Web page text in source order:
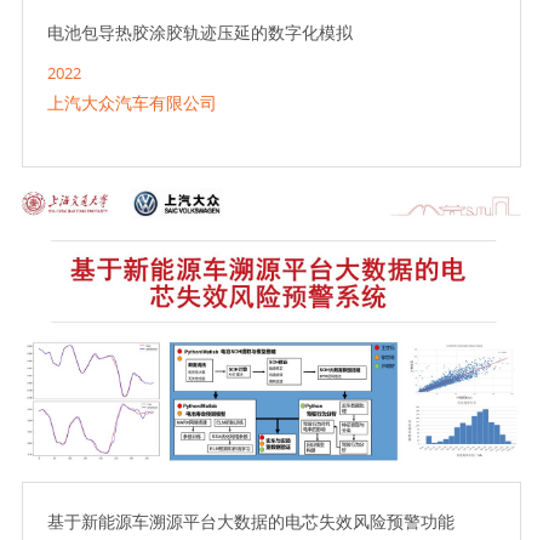
电池包导热胶涂胶轨迹压延的数字化模拟
2022
上汽大众汽车有限公司
基于新能源车溯源平台大数据的电芯失效风险预警功能